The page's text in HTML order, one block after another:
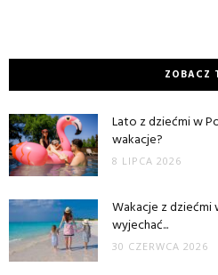
ZOBACZ
Lato z dziećmi w
wakacje?
8 LIPCA 2026
Wakacje z dziećmi
wyjechać...
30 CZERWCA 2026